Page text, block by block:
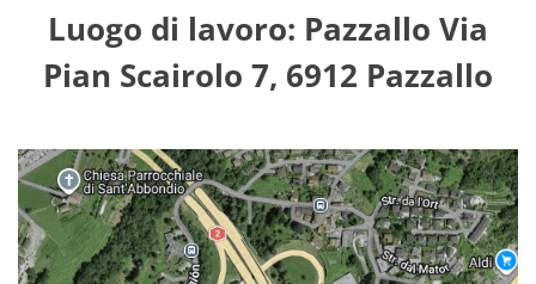
Luogo di lavoro: Pazzallo Via
Pian Scairolo 7, 6912 Pazzallo